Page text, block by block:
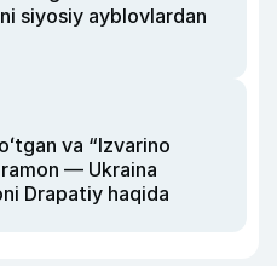
siyosiy ayblovlardan
va “Izvarino
— Ukraina
Drapatiy haqida